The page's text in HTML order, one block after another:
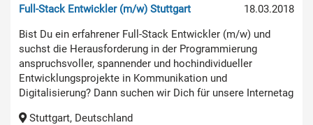
18.03.2018
Full-Stack Entwickler (m/w) Stuttgart
Bist Du ein erfahrener Full-Stack Entwickler (m/w) und
suchst die Herausforderung in der Programmierung
anspruchsvoller, spannender und hochindividueller
Entwicklungsprojekte in Kommunikation und
Digitalisierung? Dann suchen wir Dich für unsere Internetag
Stuttgart, Deutschland